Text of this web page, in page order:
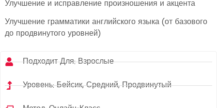
Улучшение и исправление произношения и акцента
Улучшение грамматики английского языка (от базового
до продвинутого уровней)
Подходит Для: Взрослые
Уровень: Бейсик, Средний, Продвинутый